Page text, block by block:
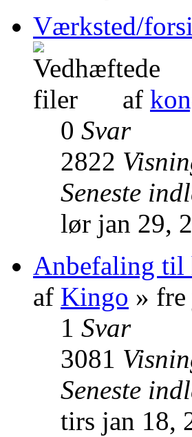
Værksted/
af
0 Svar
2822
Seneste
lør jan 29,
Anbefaling til
af Kingo »
1 Svar
3081
Seneste
tirs jan 18,